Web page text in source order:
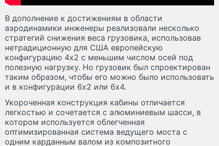
В дополнение к достижениям в области
аэродинамики инженеры реализовали несколько
стратегий снижения веса грузовика, использовав
нетрадиционную для США европейскую
конфигурацию 4x2 с меньшим числом осей под
полезную нагрузку. Но грузовик был спроектирован
таким образом, чтобы его можно было использовать
и в конфигурации 6x2 или 6x4.
Укороченная конструкция кабины отличается
легкостью и сочетается с алюминиевым шасси, в
котором используется облегченная
оптимизированная система ведущего моста с
одним карданным валом из композитного